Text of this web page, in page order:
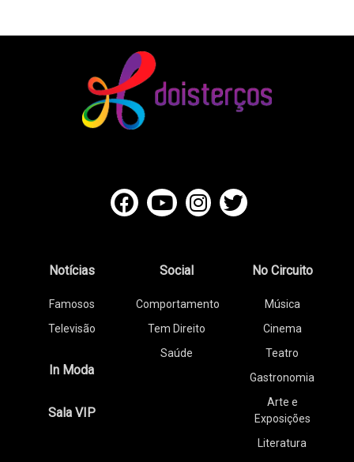
Notícias
Famosos
Televisão
In Moda
Sala VIP
Social
Comportamento
Tem Direito
Saúde
No Circuito
Música
Cinema
Teatro
Gastronomia
Arte e
Exposições
Literatura